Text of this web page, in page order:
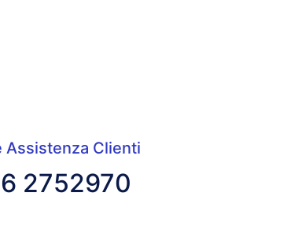
Assistenza Clienti
2752970